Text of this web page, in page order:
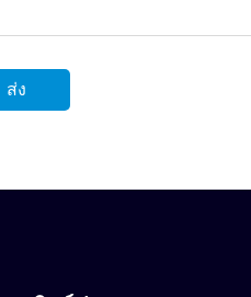
ส่ง